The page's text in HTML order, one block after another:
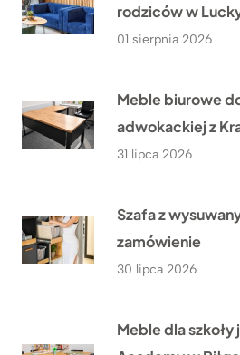
rodziców w
01 sierpnia 2026
Meble biurowe
adwokackiej z
31 lipca 2026
Szafa z
zamówienie
30 lipca 2026
Meble dla